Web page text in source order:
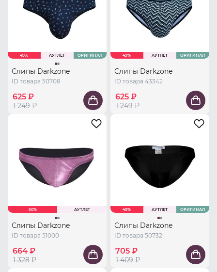
49% АУТЛЕТ ОРИГИНАЛ
Слипы Darkzone
ID товара 50708
625 ₽
1 249 ₽
49% АУТЛЕТ ОРИГИНАЛ
Слипы Darkzone
ID товара 43342
625 ₽
1 249 ₽
50% АУТЛЕТ
Слипы Darkzone
ID товара 51000
664 ₽
1 328 ₽
49% АУТЛЕТ ОРИГИНАЛ
Слипы Darkzone
ID товара 50732
705 ₽
1 409 ₽